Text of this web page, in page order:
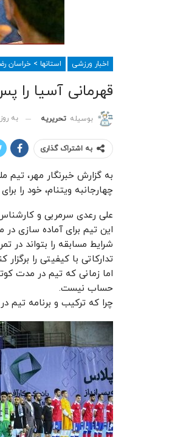
اخبار ورزشی استانها > خراسان
قهرمانی آسیا را
بوسیله تحریریه به
به اشتراک گذاری
به گزارش خبرنگار مهر،
چهارجانبه ویتنام، خود را برای جام ملت‌های ۲۰۲۴ آسیا که به میزبانی
علی رعدی سرمربی و
این تیم برای آماده سازی
شرایط مسابقه را بتواند در
تدارکاتی با کیفیتی را برگزار
اما زمانی که تیم در مدت
حساب نیست.
چرا که ترکیب و برنامه تیم